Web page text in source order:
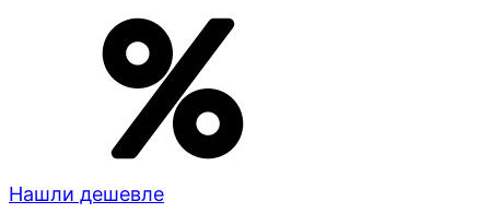
Нашли дешевле